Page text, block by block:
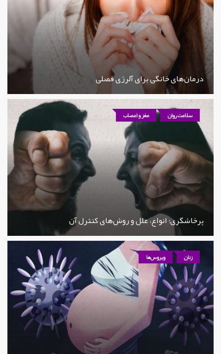
درمان‌های خانگی برای آلرژی فصلی
سلامت روان مغز و اعصاب
پرخاشگری؛ انواع، علل و روش‌های کنترل آن
زنان ویروس‌ها